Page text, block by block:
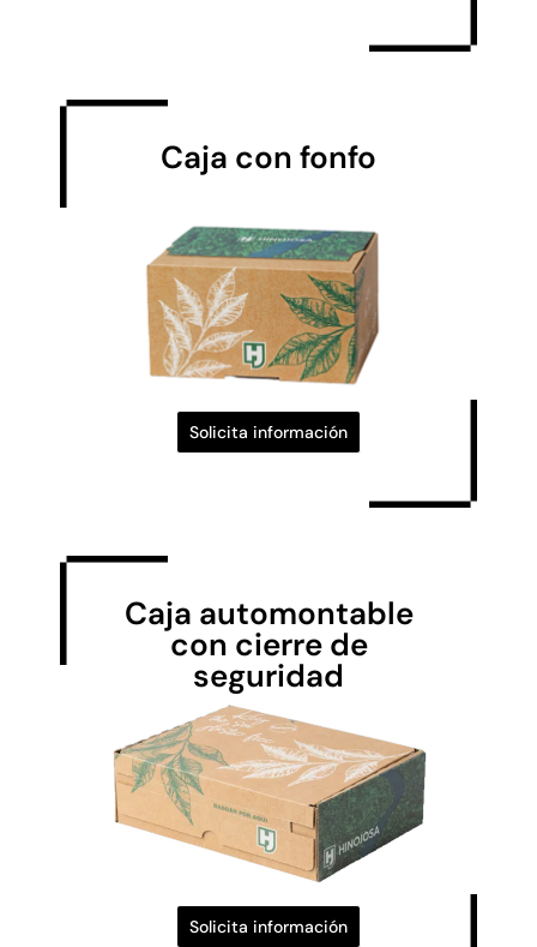
Caja con fonfo
automático
Solicita información
Caja automontable
con cierre de
seguridad
Solicita información